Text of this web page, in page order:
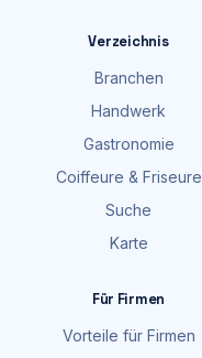
Verzeichnis
Branchen
Handwerk
Gastronomie
Coiffeure & Friseure
Suche
Karte
Für Firmen
Vorteile für Firmen